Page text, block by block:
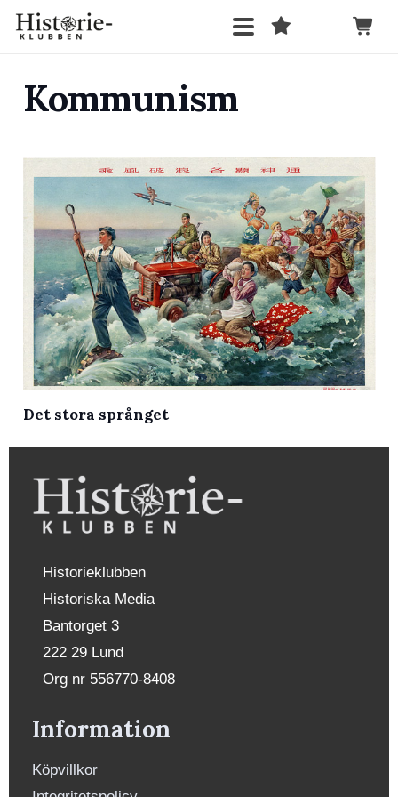
Kommunism
Det stora språnget
Historieklubben
Historiska Media
Bantorget 3
222 29 Lund
Org nr 556770-8408
Information
Köpvillkor